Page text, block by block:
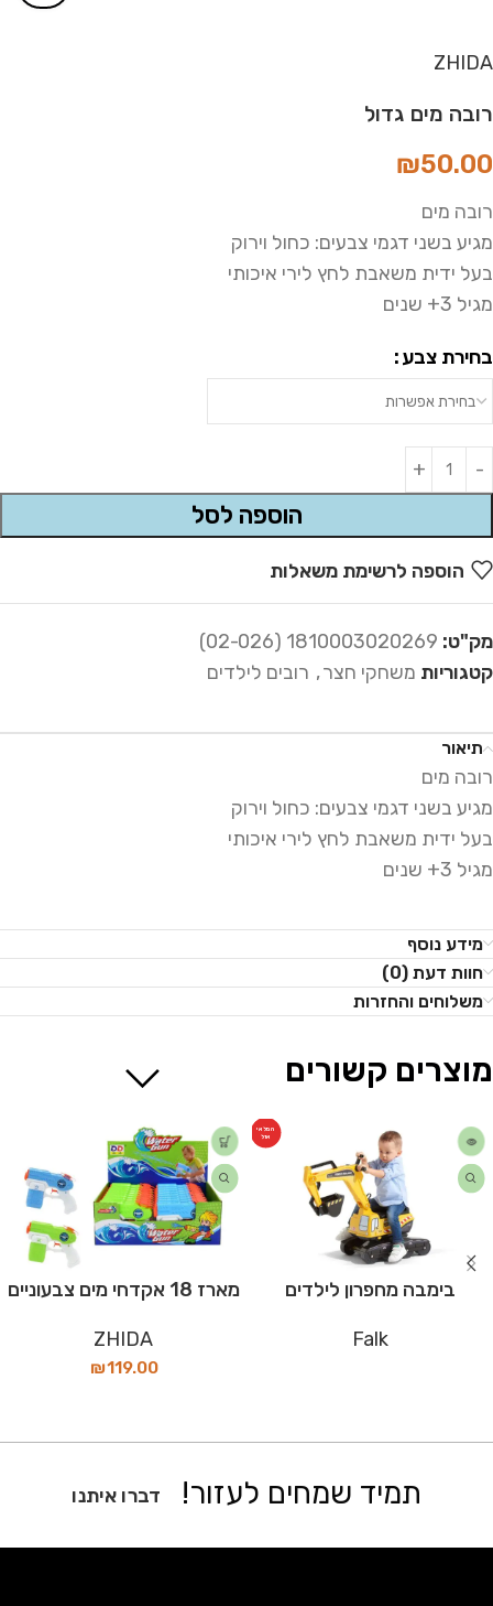
ZHIDA
רובה מים גדול
₪50.00
רובה מים
מגיע בשני דגמי צבעים: כחול וירוק
בעל ידית משאבת לחץ לירי איכותי
מגיל 3+ שנים
בחירת צבע
הוספה לסל
Alternative:
הוספה לרשימת משאלות
מק"ט: 1810003020269 (02-026)
קטגוריות משחקי חצר, רובים לילדים
תיאור
רובה מים
מגיע בשני דגמי צבעים: כחול וירוק
בעל ידית משאבת לחץ לירי איכותי
מגיל 3+ שנים
מידע נוסף
חוות דעת (0)
משלוחים והחזרות
מוצרים קשורים
המלאי
אזל
בימבה מחפרון לילדים
Falk
מארז 18 אקדחי מים צבעוניים
ZHIDA
₪119.00
תמיד שמחים לעזור! דברו איתנו